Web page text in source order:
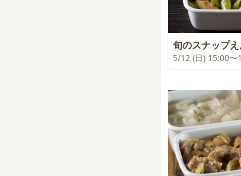
旬のスナップ
5/12 (日) 15:00〜